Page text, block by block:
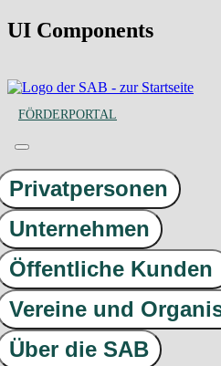
UI Components
FÖRDERPORTAL
Privatpersonen
Unternehmen
Öffentliche Kunden
Vereine und
Über die SAB